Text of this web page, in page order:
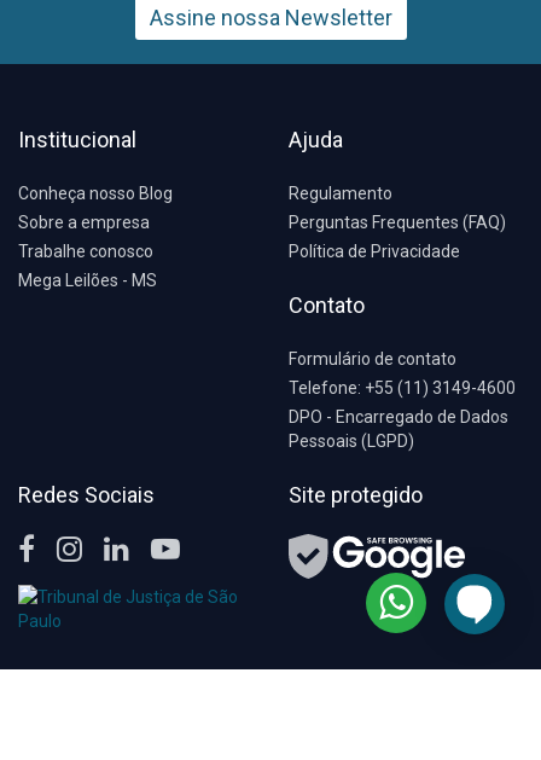
Assine nossa Newsletter
Institucional
Conheça nosso Blog
Sobre a empresa
Trabalhe conosco
Mega Leilões - MS
Ajuda
Regulamento
Perguntas Frequentes (FAQ)
Política de Privacidade
Contato
Formulário de contato
Telefone: +55 (11) 3149-4600
DPO - Encarregado de Dados
Pessoais (LGPD)
Redes Sociais Site protegido